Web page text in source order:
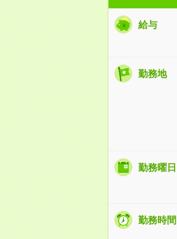
給与
勤務地
勤務曜日
勤務時間